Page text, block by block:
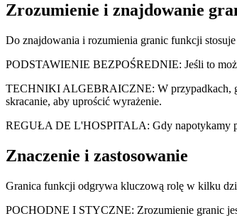
Zrozumienie i znajdowanie
Do znajdowania i rozumienia granic funkcji
PODSTAWIENIE BEZPOŚREDNIE: Jeśli to
TECHNIKI ALGEBRAICZNE: W przypadkach,
skracanie, aby uprościć wyrażenie.
REGUŁA DE L'HOSPITALA: Gdy napotykamy
Znaczenie i zastosowanie
Granica funkcji odgrywa kluczową rolę w kilku
POCHODNE I STYCZNE: Zrozumienie granic